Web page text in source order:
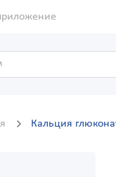
Кальция